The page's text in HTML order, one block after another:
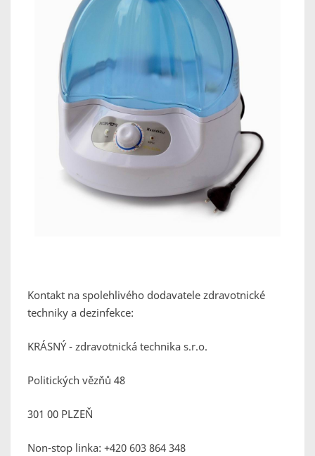
Kontakt na spolehlivého dodavatele zdravotnické
techniky a dezinfekce:
KRÁSNÝ - zdravotnická technika s.r.o.
Politických vězňů 48
301 00 PLZEŇ
Non-stop linka: +420 603 864 348